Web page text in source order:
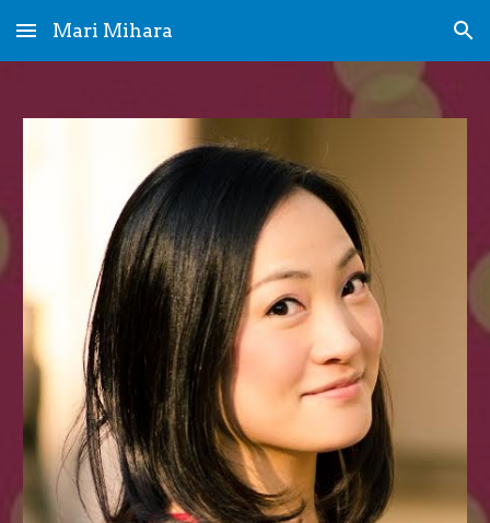
Skip to main content Skip to navigation
Mari Mihara